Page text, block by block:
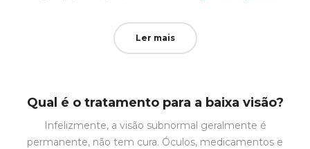
Ler mais
Qual é o tratamento para a baixa visão?
Infelizmente, a visão subnormal geralmente é
permanente, não tem cura. Óculos, medicamentos e